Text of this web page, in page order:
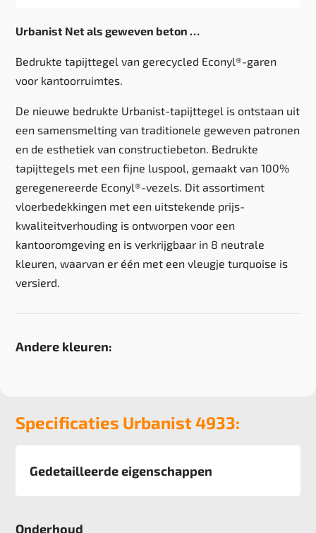
Urbanist Net als geweven beton …
Bedrukte tapijttegel van gerecycled Econyl®-garen
voor kantoorruimtes.
De nieuwe bedrukte Urbanist-tapijttegel is ontstaan uit
een samensmelting van traditionele geweven patronen
en de esthetiek van constructiebeton. Bedrukte
tapijttegels met een fijne luspool, gemaakt van 100%
geregenereerde Econyl®-vezels. Dit assortiment
vloerbedekkingen met een uitstekende prijs-
kwaliteitverhouding is ontworpen voor een
kantooromgeving en is verkrijgbaar in 8 neutrale
kleuren, waarvan er één met een vleugje turquoise is
versierd.
Andere kleuren:
Specificaties Urbanist 4933:
Gedetailleerde eigenschappen
Onderhoud